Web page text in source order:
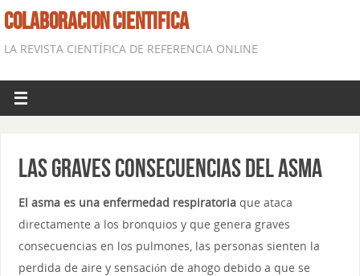
COLABORACION CIENTIFICA
LA REVISTA CIENTÍFICA DE REFERENCIA ONLINE
Las graves consecuencias del asma
El asma es una enfermedad respiratoriaque ataca
directamente a los bronquios y que genera graves
consecuencias en los pulmones, las personas sienten la
perdida de aire y sensación de ahogo debido a que se